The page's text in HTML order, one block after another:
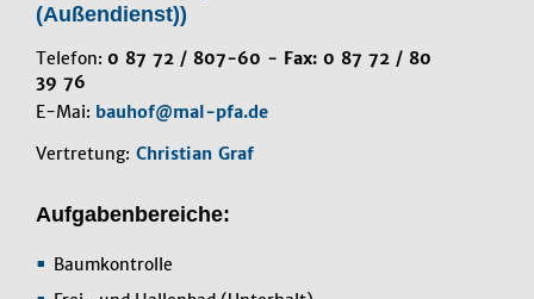
(Außendienst))
Telefon: 0 87 72 / 807-60 - Fax: 0 87 72 / 80
39 76
E-Mai: bauhof@mal-pfa.de
Vertretung: Christian Graf
Aufgabenbereiche:
Baumkontrolle